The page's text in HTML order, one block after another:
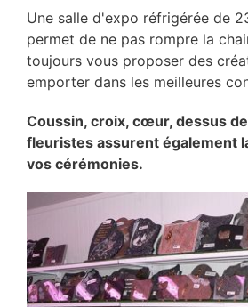
Une salle d'expo réfrigérée de
permet de ne pas rompre la
toujours vous proposer des
emporter dans les meilleures
Coussin, croix, cœur, dessus
fleuristes assurent également
vos cérémonies.